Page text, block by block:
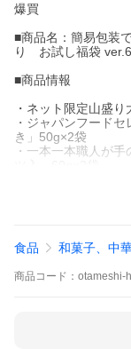
爆買
■商品名：簡易包装
り お試し福袋 ver.6
■商品情報
・ネット限定山盛
・ジャパンフード
き」50g×2袋
・一本一本職人が
・北海道産大袖振り
・ビールが旨うま
食品 和菓子、中
商品 コード： otameshi-